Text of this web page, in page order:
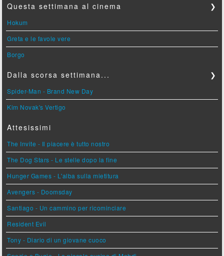
Questa settimana al cinema ❯
Hokum
Greta e le favole vere
Borgo
Dalla scorsa settimana... ❯
Spider-Man - Brand New Day
Kim Novak's Vertigo
Attesissimi
The Invite - Il piacere è tutto nostro
The Dog Stars - Le stelle dopo la fine
Hunger Games - L'alba sulla mietitura
Avengers - Doomsday
Santiago - Un cammino per ricominciare
Resident Evil
Tony - Diario di un giovane cuoco